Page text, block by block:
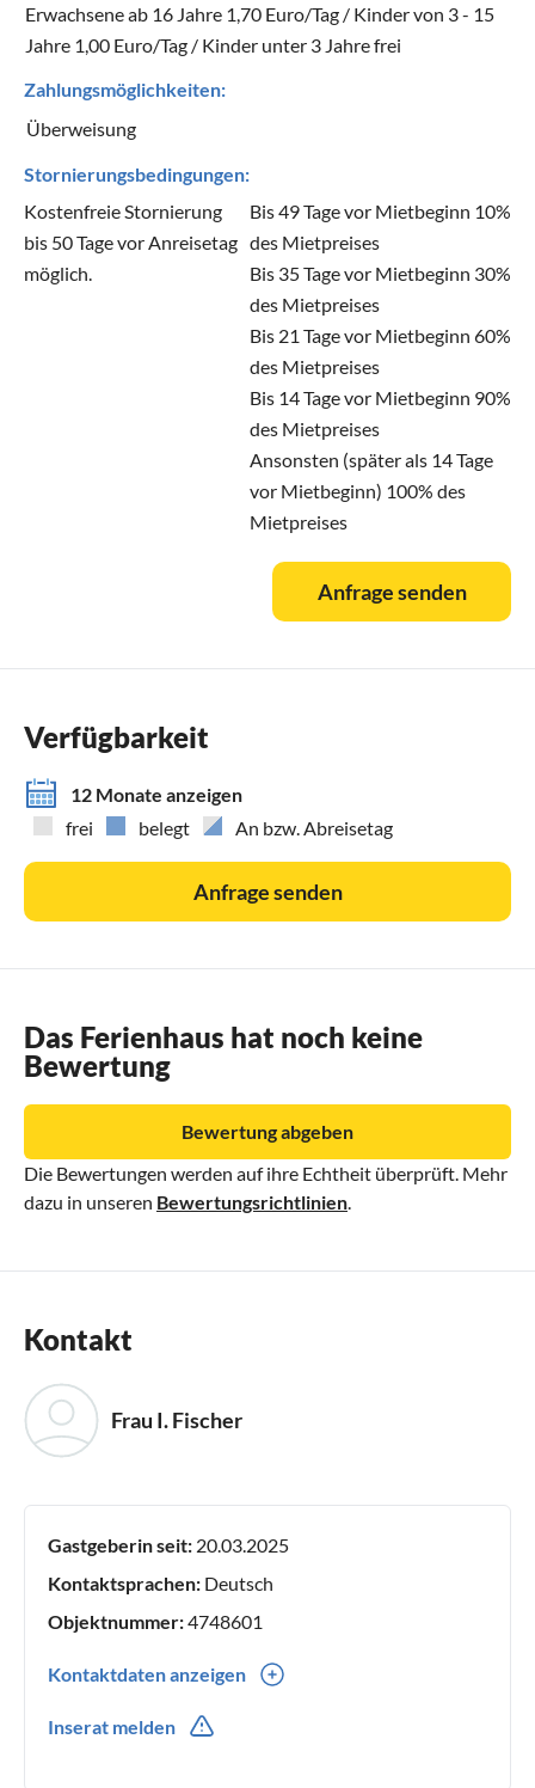
Erwachsene ab 16 Jahre 1,70 Euro/Tag / Kinder von 3 - 15
Jahre 1,00 Euro/Tag / Kinder unter 3 Jahre frei
Zahlungsmöglichkeiten:
Überweisung
Stornierungsbedingungen:
Kostenfreie Stornierung
bis 50 Tage vor Anreisetag
möglich.
Bis 49 Tage vor Mietbeginn 10%
des Mietpreises
Bis 35 Tage vor Mietbeginn 30%
des Mietpreises
Bis 21 Tage vor Mietbeginn 60%
des Mietpreises
Bis 14 Tage vor Mietbeginn 90%
des Mietpreises
Ansonsten (später als 14 Tage
vor Mietbeginn) 100% des
Mietpreises
Anfrage senden
Verfügbarkeit
12 Monate anzeigen
frei
belegt An bzw. Abreisetag
Anfrage senden
Das Ferienhaus hat noch keine
Bewertung
Die Bewertungen werden auf ihre Echtheit überprüft. Mehr
dazu in unseren Bewertungsrichtlinien
Bewertung abgeben
Kontakt
Frau I. Fischer
Gastgeberin seit: 20.03.2025
Kontaktsprachen: Deutsch
Objektnummer:4748601
Kontaktdaten anzeigen
Inserat melden